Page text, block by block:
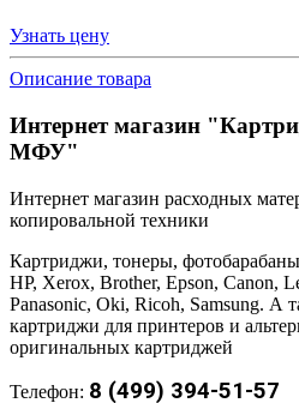
Узнать цену
Описание товара
Интернет магазин
МФУ"
Интернет магазин расходных
копировальной техники
Картриджи, тонеры,
HP, Xerox, Brother, Epson, Canon,
Panasonic, Oki, Ricoh, Samsung. А
картриджи для принтеров и
оригинальных картриджей
Телефон: 8 (499) 394-51-57